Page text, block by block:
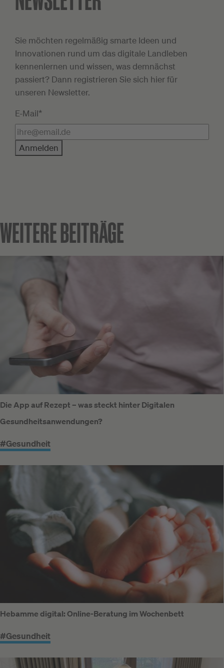
Sie möchten regelmäßig smarte Ideen und
Innovationen rund um das digitale Landleben
kennenlernen und wissen, was demnächst
passiert? Dann registrieren Sie sich hier für
unseren Newsletter.
E-Mail*
Anmelden
WEITERE BEITRÄGE
Die App auf Rezept – was steckt hinter Digitalen
Gesundheitsanwendungen?
#Gesundheit
Hebamme digital: Online-Beratung im Wochenbett
#Gesundheit